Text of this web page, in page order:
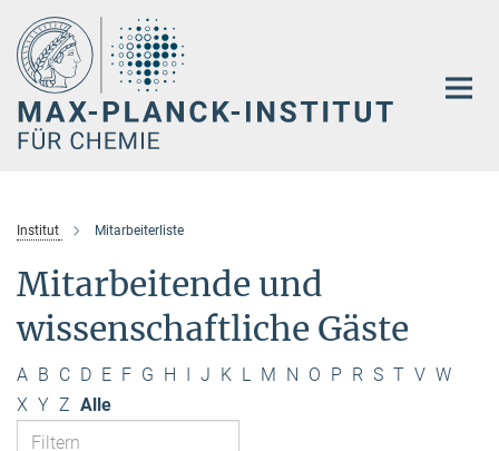
Hauptinhalt
Institut Mitarbeiterliste
Mitarbeitende und
wissenschaftliche Gäste
A B C D E F G H I J K L M N O P R S T V W
X Y Z Alle